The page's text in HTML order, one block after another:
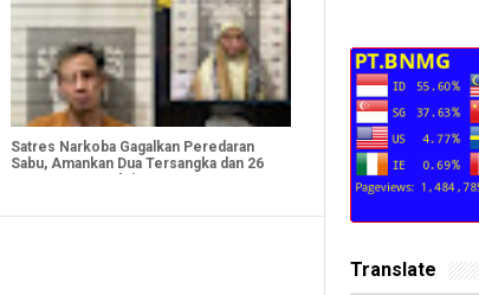
Satres Narkoba Gagalkan Peredaran
Sabu, Amankan Dua Tersangka dan 26
Gram Barang Bukti
Translate